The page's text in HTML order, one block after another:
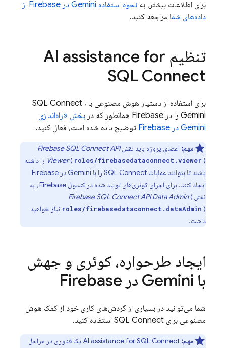
برای اطلاعات بیشتر، به نحوه استفاده Gemini در Firebase از
داده‌های شما مراجعه کنید.
تنظیم AI assistance for
SQL Connect
برای استفاده از دستیار هوش مصنوعی با SQL Connect ،
Gemini را در
Firebase همانطور که در بخش «راه‌اندازی
Gemini در
Firebase توضیح داده شده است، فعال کنید.
مهم: اعضای پروژه باید نقش Firebase SQL ConnectAPI
Viewer( roles/firebasedataconnect.viewer
) را داشته
باشند تا بتوانند عملیات SQL Connect را با Gemini در
Firebase
ایجاد کنند. برای اجرای کوئری‌های تولید شده در کنسول Firebase، به
نقش
Firebase SQL ConnectAPI Data Admin(
roles/firebasedataconnect.dataAdmin ) نیاز خواهید
داشت.
ایجاد طرحواره، کوئری و جهش
با Gemini در
Firebase
شما می‌توانید در بسیاری از گردش‌های کاری خود از کمک هوش
مصنوعی برای SQL Connect استفاده کنید.
مهم: AI assistance forSQL Connect
یک فناوری در مراحل